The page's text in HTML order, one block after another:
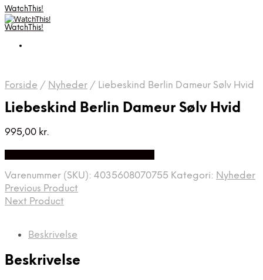
WatchThis!
WatchThis!
Forside / Nyheder / Liebeskind Berlin Dameur Sølv Hvid
Liebeskind Berlin Dameur Sølv Hvid
995,00 kr.
Varenummer (SKU): 4035608070755 Kategori: Nyheder
Previous Product
Next Product
Beskrivelse
Beskrivelse